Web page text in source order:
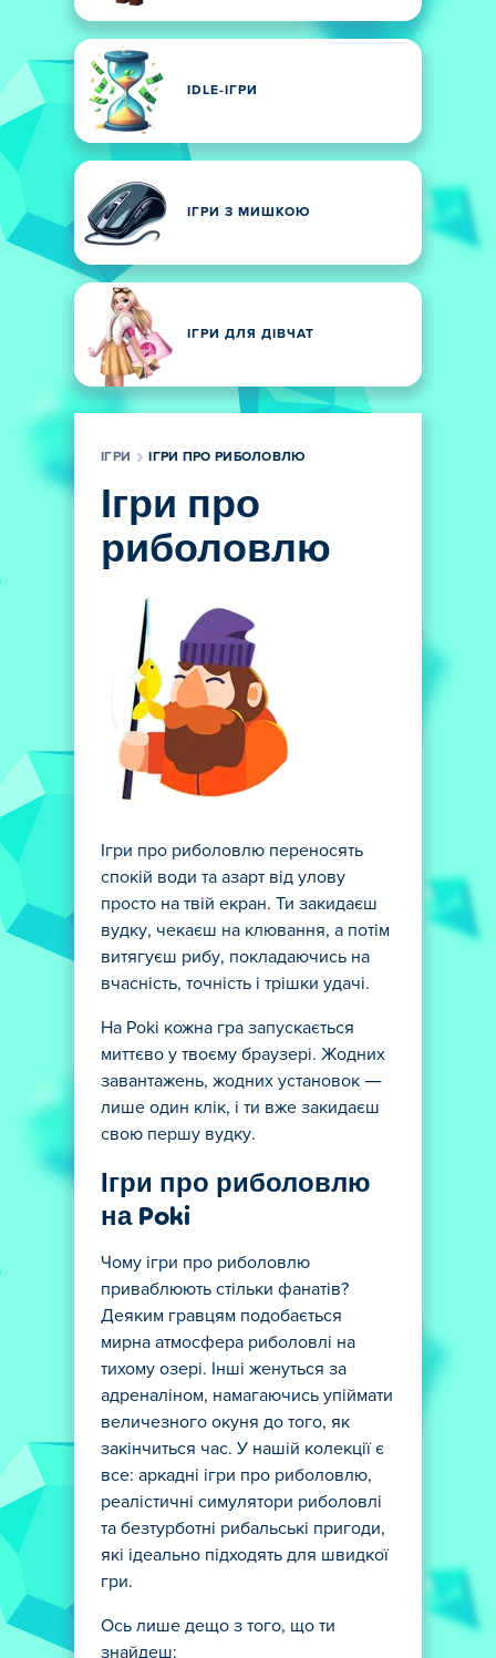
IDLE-ІГРИ
ІГРИ З МИШКОЮ
ІГРИ ДЛЯ ДІВЧАТ
ІГРИ ІГРИ ПРО РИБОЛОВЛЮ
Ігри про
риболовлю
Ігри про риболовлю переносять
спокій води та азарт від улову
просто на твій екран. Ти закидаєш
вудку, чекаєш на клювання, а потім
витягуєш рибу, покладаючись на
вчасність, точність і трішки удачі.
На Poki кожна гра запускається
миттєво у твоєму браузері. Жодних
завантажень, жодних установок —
лише один клік, і ти вже закидаєш
свою першу вудку.
Ігри про риболовлю
на Poki
Чому ігри про риболовлю
приваблюють стільки фанатів?
Деяким гравцям подобається
мирна атмосфера риболовлі на
тихому озері. Інші женуться за
адреналіном, намагаючись упіймати
величезного окуня до того, як
закінчиться час. У нашій колекції є
все: аркадні ігри про риболовлю,
реалістичні симулятори риболовлі
та безтурботні рибальські пригоди,
які ідеально підходять для швидкої
гри.
Ось лише дещо з того, що ти
знайдеш: